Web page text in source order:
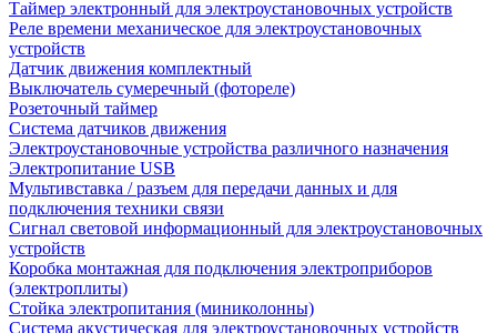
Таймер электронный для электроустановочных устройств
Реле времени механическое для электроустановочных
устройств
Датчик движения комплектный
Выключатель сумеречный (фотореле)
Розеточный таймер
Система датчиков движения
Электроустановочные устройства различного назначения
Электропитание USB
Мультивставка / разъем для передачи данных и для
подключения техники связи
Сигнал световой информационный для электроустановочных
устройств
Коробка монтажная для подключения электроприборов
(электроплиты)
Стойка электропитания (миниколонны)
Система акустическая для электроустановочных устройств